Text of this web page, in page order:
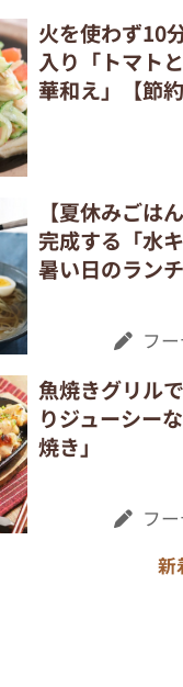
火を使わず10
入り「トマト
華和え」【節約
【夏休みごは
完成する「水
暑い日のラン
フ
魚焼きグリル
りジューシー
焼き」
フ
新